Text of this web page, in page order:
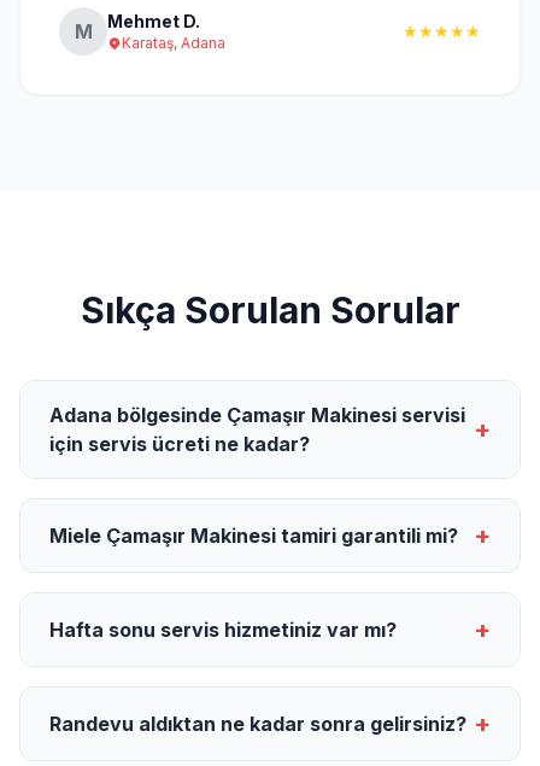
M Mehmet D.
Karataş, Adana
★★★★★
Sıkça Sorulan Sorular
Adana bölgesinde Çamaşır Makinesi servisi
için servis ücreti ne kadar?
+
Miele Çamaşır Makinesi tamiri garantili mi? +
Hafta sonu servis hizmetiniz var mı? +
Randevu aldıktan ne kadar sonra gelirsiniz? +